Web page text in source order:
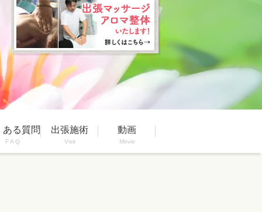
ある質問
F A Q
出張施術
Visit
動画
Movie